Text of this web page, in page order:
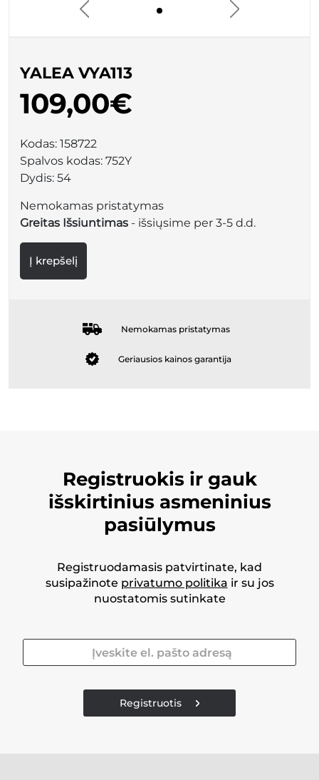
YALEA VYA113
109,00€
Kodas: 158722
Spalvos kodas: 752Y
Dydis: 54
Nemokamas pristatymas
Greitas Išsiuntimas - išsiųsime per 3-5 d.d.
Į krepšelį
Nemokamas pristatymas
Geriausios kainos garantija
Registruokis ir gauk
išskirtinius asmeninius
pasiūlymus
Registruodamasis patvirtinate, kad
susipažinote privatumo politika ir su jos
nuostatomis sutinkate
Registruotis